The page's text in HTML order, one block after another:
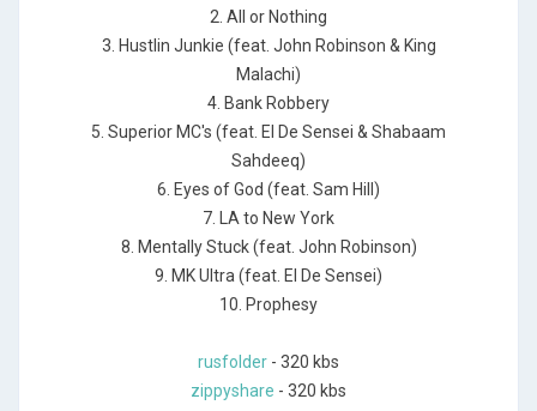
2. All or Nothing
3. Hustlin Junkie (feat. John Robinson & King
Malachi)
4. Bank Robbery
5. Superior MC's (feat. El De Sensei & Shabaam
Sahdeeq)
6. Eyes of God (feat. Sam Hill)
7. LA to New York
8. Mentally Stuck (feat. John Robinson)
9. MK Ultra (feat. El De Sensei)
10. Prophesy
rusfolder - 320 kbs
zippyshare - 320 kbs